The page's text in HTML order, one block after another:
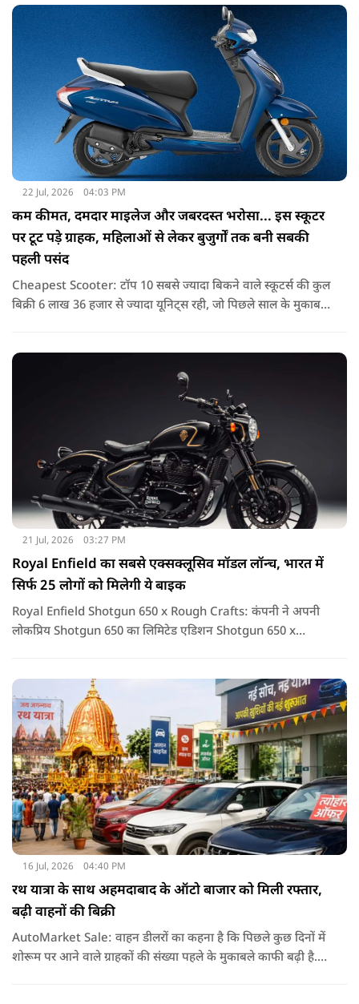
22 Jul, 2026 04:03 PM
कम कीमत, दमदार माइलेज और जबरदस्त भरोसा... इस स्कूटर
पर टूट पड़े ग्राहक, महिलाओं से लेकर बुजुर्गों तक बनी सबकी
पहली पसंद
Cheapest Scooter: टॉप 10 सबसे ज्यादा बिकने वाले स्कूटर्स की कुल
बिक्री 6 लाख 36 हजार से ज्यादा यूनिट्स रही, जो पिछले साल के मुकाबले
21 Jul, 2026 03:27 PM
Royal Enfield का सबसे एक्सक्लूसिव मॉडल लॉन्च, भारत में
सिर्फ 25 लोगों को मिलेगी ये बाइक
Royal Enfield Shotgun 650 x Rough Crafts: कंपनी ने अपनी
लोकप्रिय Shotgun 650 का लिमिटेड एडिशन Shotgun 650 x
खरीदना पसंद करते हैं.
16 Jul, 2026 04:40 PM
रथ यात्रा के साथ अहमदाबाद के ऑटो बाजार को मिली रफ्तार,
बढ़ी वाहनों की बिक्री
AutoMarket Sale: वाहन डीलरों का कहना है कि पिछले कुछ दिनों में
शोरूम पर आने वाले ग्राहकों की संख्या पहले के मुकाबले काफी बढ़ी है.